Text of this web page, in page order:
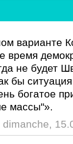
варианте
время
не будет
бы
богатое
массы"».